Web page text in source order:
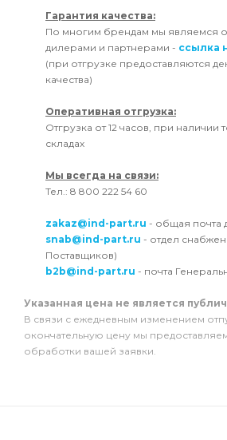
Гарантия качества:
По многим брендам мы являемся
дилерами и партнерами - ссылка
(при отгрузке предоставляются
качества)
Оперативная отгрузка:
Отгрузка от 12 часов, при наличии
складах
Мы всегда на связи:
Тел.: 8 800 222 54 60
zakaz@ind-part.ru - общая почта
snab@ind-part.ru - отдел
Поставщиков)
b2b@ind-part.ru - почта
Указанная цена не является
В связи с ежедневным изменением
окончательную цену мы
обработки вашей заявки.